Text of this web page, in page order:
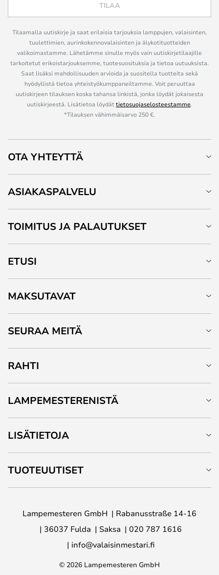
TILAA
Tilaamalla uutiskirje ja saat erilaisia tarjouksia lamppujen, valaisinten,
tuulettimien, aurinkokennovalaisinten ja älykotituotteiden
valikoimastamme. Lähetämme sinulle myös vain uutiskirjetilaajille
tarkoitetut erikoistarjouksemme, tuotesuosituksia ja tietoa uutuuksista.
Saat lisäksi mahdollisuuden arvioida ja suositella tuotteita sekä
hyödyllistä tietoa yhteistyökumppaneiltamme. Voit peruuttaa
uutiskirjeen tilauksen koska tahansa linkistä, jonka löydät jokaisesta
uutiskirjeestä. Lisätietoa löydättietosuojaselosteestamme.
*Tilauksen vähimmäisarvo 250 €.
OTA YHTEYTTÄ
ASIAKASPALVELU
TOIMITUS JA PALAUTUKSET
ETUSI
MAKSUTAVAT
SEURAA MEITÄ
RAHTI
LAMPEMESTERENISTÄ
LISÄTIETOJA
TUOTEUUTISET
Lampemesteren GmbH
Rabanusstraße 14-16
36037 Fulda
Saksa
020 787 1616
info@valaisinmestari.fi
© 2026 Lampemesteren GmbH